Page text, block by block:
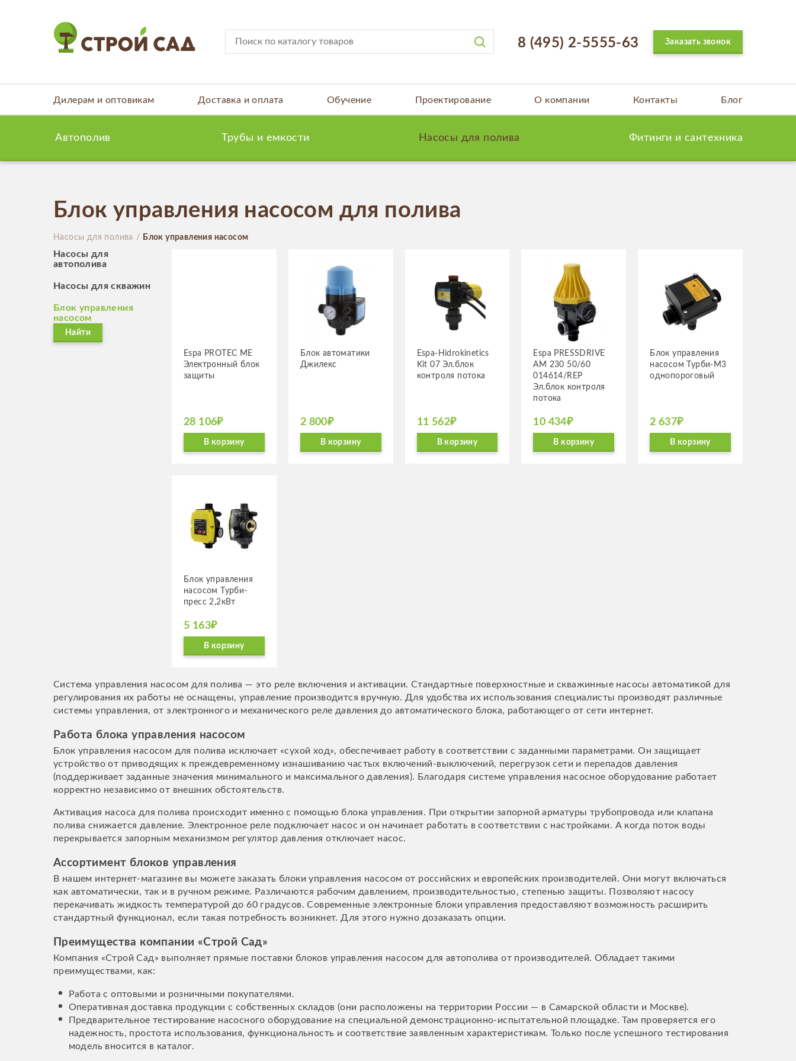
8 (495) 2-5555-63 Заказать звонок
Дилерам и оптовикам Доставка и оплата Обучение Проектирование О компании Контакты Блог
Автополив Трубы и емкости Насосы для полива Фитинги и сантехника
Блок управления насосом для полива
Насосы для полива Блок управления насосом
Насосы для
автополива
Насосы для скважин
Блок управления
насосом
Найти
Espa PROTEC ME
Элек­трон­ный блок
защиты
28 106₽
В корзину
Блок авто­ма­тики
Джилекс
2 800₽
В корзину
Espa-Hidrokinetics
Kit 07 Эл.блок
контроля потока
11 562₽
В корзину
Espa PRESSDRIVE
AM 230 50/60
014614/REP
Эл.блок контроля
потока
10 434₽
В корзину
Блок управ­ле­ния
насо­сом Турби-М3
одно­по­ро­го­вый
2 637₽
В корзину
Блок управ­ле­ния
насо­сом Турби­
пресс 2,2кВт
5 163₽
В корзину
Система управления насосом для полива — это реле включения и активации. Стандартные поверхностные и скважинные насосы автоматикой для
регулирования их работы не оснащены, управление производится вручную. Для удобства их использования специалисты производят различные
системы управления, от электронного и механического реле давления до автоматического блока, работающего от сети интернет.
Работа блока управления насосом
Блок управления насосом для полива исключает «сухой ход», обеспечивает работу в соответствии с заданными параметрами. Он защищает
устройство от приводящих к преждевременному изнашиванию частых включений-выключений, перегрузок сети и перепадов давления
(поддерживает заданные значения минимального и максимального давления). Благодаря системе управления насосное оборудование работает
корректно независимо от внешних обстоятельств.
Активация насоса для полива происходит именно с помощью блока управления. При открытии запорной арматуры трубопровода или клапана
полива снижается давление. Электронное реле подключает насос и он начинает работать в соответствии с настройками. А когда поток воды
перекрывается запорным механизмом регулятор давления отключает насос.
Ассортимент блоков управления
В нашем интернет-магазине вы можете заказать блоки управления насосом от российских и европейских производителей. Они могут включаться
как автоматически, так и в ручном режиме. Различаются рабочим давлением, производительностью, степенью защиты. Позволяют насосу
перекачивать жидкость температурой до 60 градусов. Современные электронные блоки управления предоставляют возможность расширить
стандартный функционал, если такая потребность возникнет. Для этого нужно дозаказать опции.
Преимущества компании «Строй Сад»
Компания «Строй Сад» выполняет прямые поставки блоков управления насосом для автополива от производителей. Обладает такими
преимуществами, как:
Работа с оптовыми и розничными покупателями.
Оперативная доставка продукции с собственных складов (они расположены на территории России — в Самарской области и Москве).
Предварительное тестирование насосного оборудование на специальной демонстрационно-испытательной площадке. Там проверяется его
надежность, простота использования, функциональность и соответствие заявленным характеристикам. Только после успешного тестирования
модель вносится в каталог.